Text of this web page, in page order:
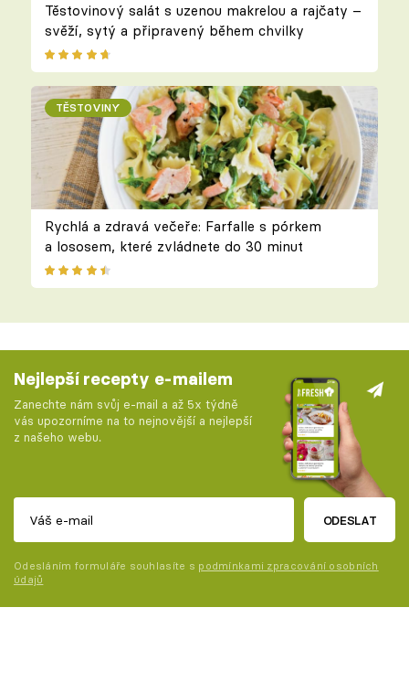
Těstovinový salát s uzenou makrelou a rajčaty –
svěží, sytý a připravený během chvilky
TĚSTOVINY
Rychlá a zdravá večeře: Farfalle s pórkem
a lososem, které zvládnete do 30 minut
Nejlepší recepty e-mailem
Zanechte nám svůj e-mail a až 5x týdně
vás upozorníme na to nejnovější a nejlepší
z našeho webu.
ODESLAT
Odesláním formuláře souhlasíte s podmínkami zpracování osobních
údajů